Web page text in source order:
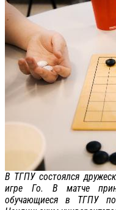
В ТГПУ состоялся
игре Го. В матче
обучающиеся в ТГПУ